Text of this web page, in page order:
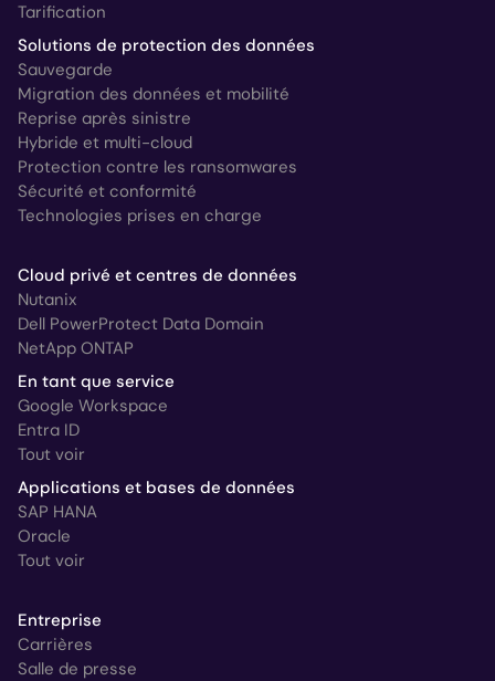
Tarification
Solutions de protection des données
Sauvegarde
Migration des données et mobilité
Reprise après sinistre
Hybride et multi-cloud
Protection contre les ransomwares
Sécurité et conformité
Technologies prises en charge
Cloud privé et centres de données
Nutanix
Dell PowerProtect Data Domain
NetApp ONTAP
En tant que service
Google Workspace
Entra ID
Tout voir
Applications et bases de données
SAP HANA
Oracle
Tout voir
Entreprise
Carrières
Salle de presse